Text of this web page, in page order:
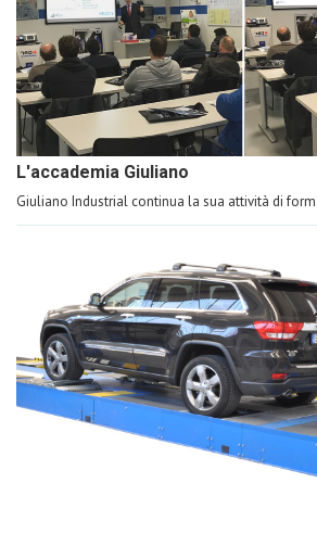
L'accademia Giuliano
Giuliano Industrial continua la sua attività di